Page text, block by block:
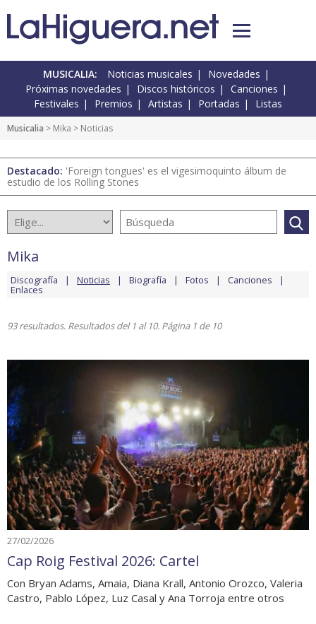
MUSICALIA: Noticias musicales
Novedades
Próximas novedades
Discos históricos
Canciones
Festivales
Premios Artistas Portadas Listas
Musicalia > Mika > Noticias
Destacado: 'Foreign tongues' es el vigesimoquinto álbum de
estudio de los Rolling Stones
Mika
Discografía Noticias Biografía Fotos Canciones
Enlaces
93 resultados. Resultados del 1 al 10. Página 1 de 10
27/02/2026
Cap Roig Festival 2026: Cartel
Con Bryan Adams, Amaia, Diana Krall, Antonio Orozco, Valeria
Castro, Pablo López, Luz Casal y Ana Torroja entre otros